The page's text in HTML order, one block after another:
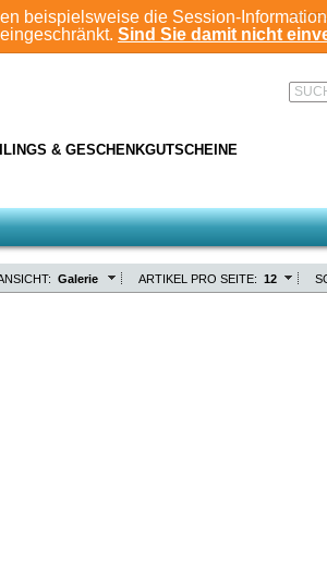
beispielsweise die Session-
Sind Sie damit nicht
& GESCHENKGUTSCHEINE
ARTIKEL PRO SEITE: 12
Galerie